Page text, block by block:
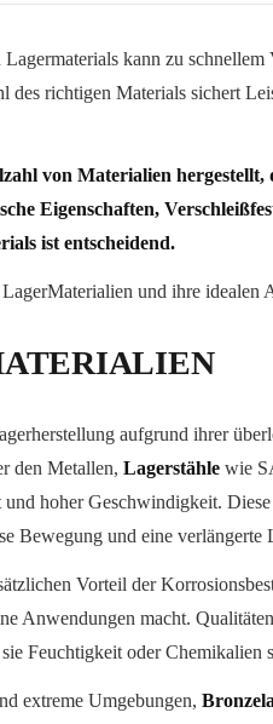
kann zu
des richtigen Materials sichert
von Materialien
Eigenschaften,
ist entscheidend.
und ihre idealen
aufgrund ihrer
den Metallen, Lagerstähle wie
hoher Geschwindigkeit.
Bewegung und eine verlängerte
Vorteil der
Anwendungen macht.
Feuchtigkeit oder Chemikalien
extreme Umgebungen,